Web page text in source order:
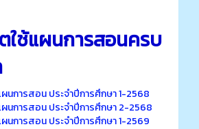
ใช้แผนการสอนครบ
นการสอน ประจำปีการศึกษา 1-2568
นการสอน ประจำปีการศึกษา 2-2568
นการสอน ประจำปีการศึกษา 1-2569